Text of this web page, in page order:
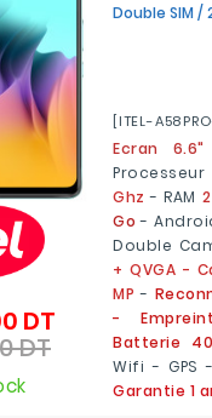
Double SIM /
[ITEL-
Ecran 6.6"
Ghz - RAM
Go -
Double
+ QVGA -
MP -
-
Batterie
Wifi - GPS
Garantie 1
DTPrix
DTPrix